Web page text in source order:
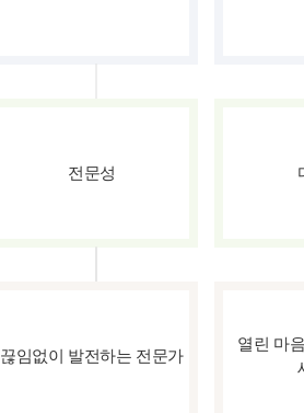
전문성
끊임없이 발전하는 전문가
열린 마